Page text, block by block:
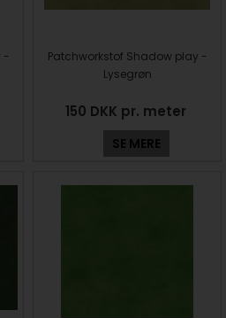
-
Patchworkstof Shadow play -
Lysegrøn
150 DKK pr. meter
SE MERE